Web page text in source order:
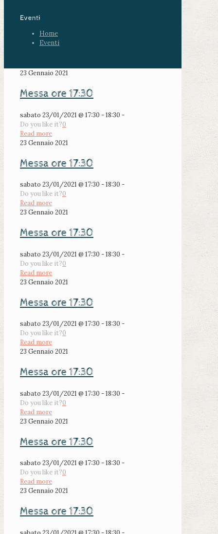
Eventi
Home
Eventi
23 Gennaio 2021
Messa ore 17:30
sabato 23/01/2021 @ 17:30 - 18:30 -
Do you like it?0
Read more
23 Gennaio 2021
Messa ore 17:30
sabato 23/01/2021 @ 17:30 - 18:30 -
Do you like it?0
Read more
23 Gennaio 2021
Messa ore 17:30
sabato 23/01/2021 @ 17:30 - 18:30 -
Do you like it?0
Read more
23 Gennaio 2021
Messa ore 17:30
sabato 23/01/2021 @ 17:30 - 18:30 -
Do you like it?0
Read more
23 Gennaio 2021
Messa ore 17:30
sabato 23/01/2021 @ 17:30 - 18:30 -
Do you like it?0
Read more
23 Gennaio 2021
Messa ore 17:30
sabato 23/01/2021 @ 17:30 - 18:30 -
Do you like it?0
Read more
23 Gennaio 2021
Messa ore 17:30